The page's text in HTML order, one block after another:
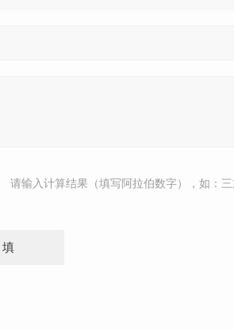
请输入计算结果（填写阿拉伯数字），如：